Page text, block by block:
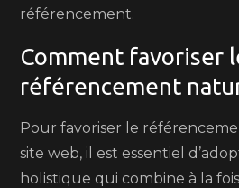
référencement.
Comment favoriser
référencement
Pour favoriser le
site web, il est essentiel
holistique qui combine à la